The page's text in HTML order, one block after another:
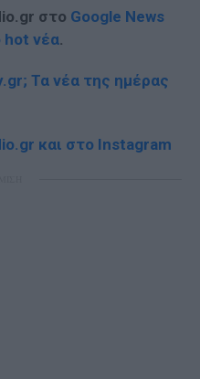
στο Google News
hot νέα.
Τα νέα της ημέρας
και στο Instagram